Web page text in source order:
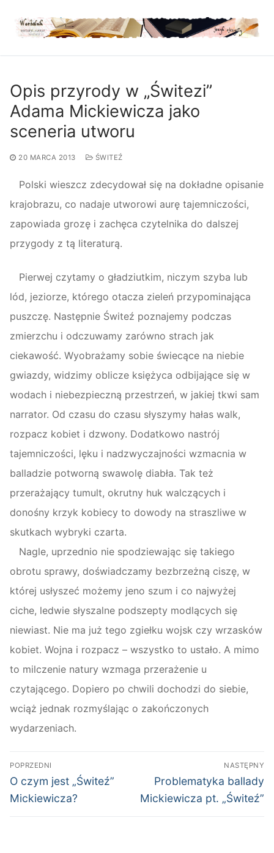
treści
Opis przyrody w „Świtezi”
Adama Mickiewicza jako
sceneria utworu
20 MARCA 2013 ŚWITEŹ
Polski wieszcz zdecydował się na dokładne opisanie
krajobrazu, co nadaje utworowi aurę tajemniczości,
zapowiada grozę i zachęca czytelnika do dalszej
przygody z tą literaturą.
Pierwej czytamy o gładziutkim, niczym szyba lub
lód, jeziorze, którego otacza zieleń przypominająca
puszczę. Następnie Świteź poznajemy podczas
zmierzchu i odczuwamy zarówno strach jak
ciekawość. Wyobrażamy sobie świecące na niebie
gwiazdy, widzimy oblicze księżyca odbijające się w
wodach i niebezpieczną przestrzeń, w jakiej tkwi sam
narrator. Od czasu do czasu słyszymy hałas walk,
rozpacz kobiet i dzwony. Dodatkowo nastrój
tajemniczości, lęku i nadzwyczajności wzmacnia w
balladzie potworną swawolę diabła. Tak też
przerażający tumult, okrutny huk walczących i
donośny krzyk kobiecy to dowody na straszliwe w
skutkach wybryki czarta.
Nagle, uprzednio nie spodziewając się takiego
obrotu sprawy, doświadczamy bezbrzeżną ciszę, w
której usłyszeć możemy jeno szum i co najwyżej
ciche, ledwie słyszalne podszepty modlących się
niewiast. Nie ma już tego zgiełku wojsk czy wrzasków
kobiet. Wojna i rozpacz – wszystko to ustało. A mimo
to milczenie natury wzmaga przerażenie u
czytającego. Dopiero po chwili dochodzi do siebie,
wciąż jednak rozmyślając o zakończonych
wydarzeniach.
Nawigacja
wpisu
POPRZEDNI
Poprzedni
wpis:
O czym jest „Świteź”
Mickiewicza?
NASTĘPNY
Następny
wpis:
Problematyka ballady
Mickiewicza pt. „Świteź”